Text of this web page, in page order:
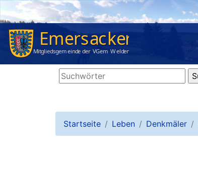
Startseite Leben Denkmäler